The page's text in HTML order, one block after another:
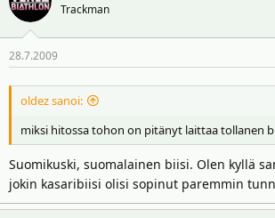
Trackman
28.7.2009
oldez sanoi:
miksi hitossa tohon on pitänyt laittaa tollanen
Suomikuski, suomalainen biisi. Olen kyllä
jokin kasaribiisi olisi sopinut paremmin